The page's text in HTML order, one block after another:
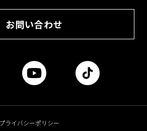
お問い合わせ
プライバシーポリシー